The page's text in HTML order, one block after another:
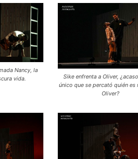
Nancy, la
vida.
Sike enfrenta a Oliver,
único que se percató quién es
Oliver?